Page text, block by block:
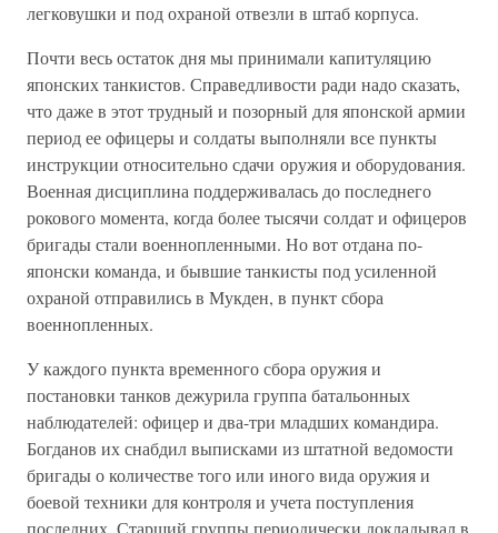
легковушки и под охраной отвезли в штаб корпуса.
Почти весь остаток дня мы принимали капитуляцию
японских танкистов. Справедливости ради надо сказать,
что даже в этот трудный и позорный для японской армии
период ее офицеры и солдаты выполняли все пункты
инструкции относительно сдачи оружия и оборудования.
Военная дисциплина поддерживалась до последнего
рокового момента, когда более тысячи солдат и офицеров
бригады стали военнопленными. Но вот отдана по-
японски команда, и бывшие танкисты под усиленной
охраной отправились в Мукден, в пункт сбора
военнопленных.
У каждого пункта временного сбора оружия и
постановки танков дежурила группа батальонных
наблюдателей: офицер и два-три младших командира.
Богданов их снабдил выписками из штатной ведомости
бригады о количестве того или иного вида оружия и
боевой техники для контроля и учета поступления
последних. Старший группы периодически докладывал в